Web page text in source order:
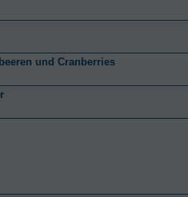
und Cranberries